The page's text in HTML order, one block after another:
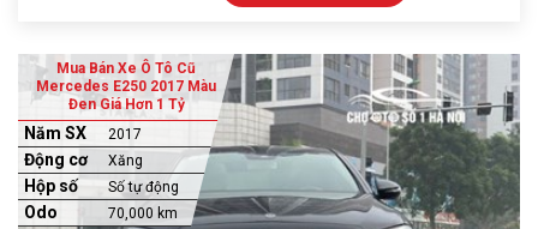
Mua Bán Xe Ô Tô Cũ
Mercedes E250 2017 Màu
Đen Giá Hơn 1 Tỷ
Năm SX 2017
Động cơ Xăng
Hộp số Số tự động
Odo 70,000 km